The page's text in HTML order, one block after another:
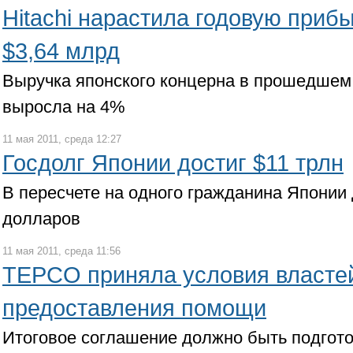
Hitachi нарастила годовую
$3,64 млрд
Выручка японского концерна в
выросла на 4%
11 мая 2011, среда 12:27
Госдолг Японии достиг $11 трлн
В пересчете на одного гражданина Японии
долларов
11 мая 2011, среда 11:56
TEPCO приняла условия
предоставления помощи
Итоговое соглашение должно быть